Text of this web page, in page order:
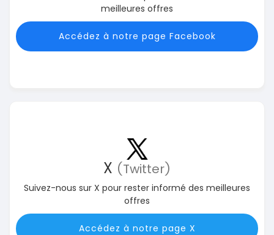
meilleures offres
Accédez à notre page Facebook
X (Twitter)
Suivez-nous sur X pour rester informé des meilleures
offres
Accédez à notre page X